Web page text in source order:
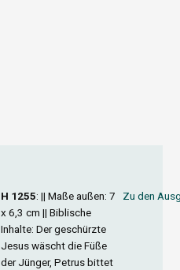
H 1255: || Maße außen: 7
x 6,3 cm || Biblische
Inhalte: Der geschürzte
Jesus wäscht die Füße
der Jünger, Petrus bittet
Zu den